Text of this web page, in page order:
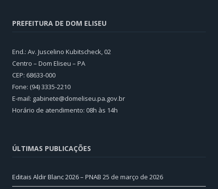
PREFEITURA DE DOM ELISEU
End.: Av. Juscelino Kubitscheck, 02
Centro – Dom Eliseu – PA
CEP: 68633-000
Fone: (94) 3335-2210
E-mail: gabinete@domeliseu.pa.gov.br
Horário de atendimento: 08h às 14h
ÚLTIMAS PUBLICAÇÕES
Editais Aldir Blanc 2026 – PNAB 25 de março de 2026